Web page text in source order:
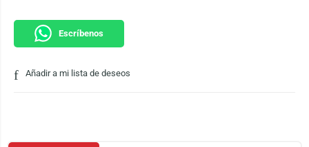
Escríbenos
Añadir a mi lista de deseos